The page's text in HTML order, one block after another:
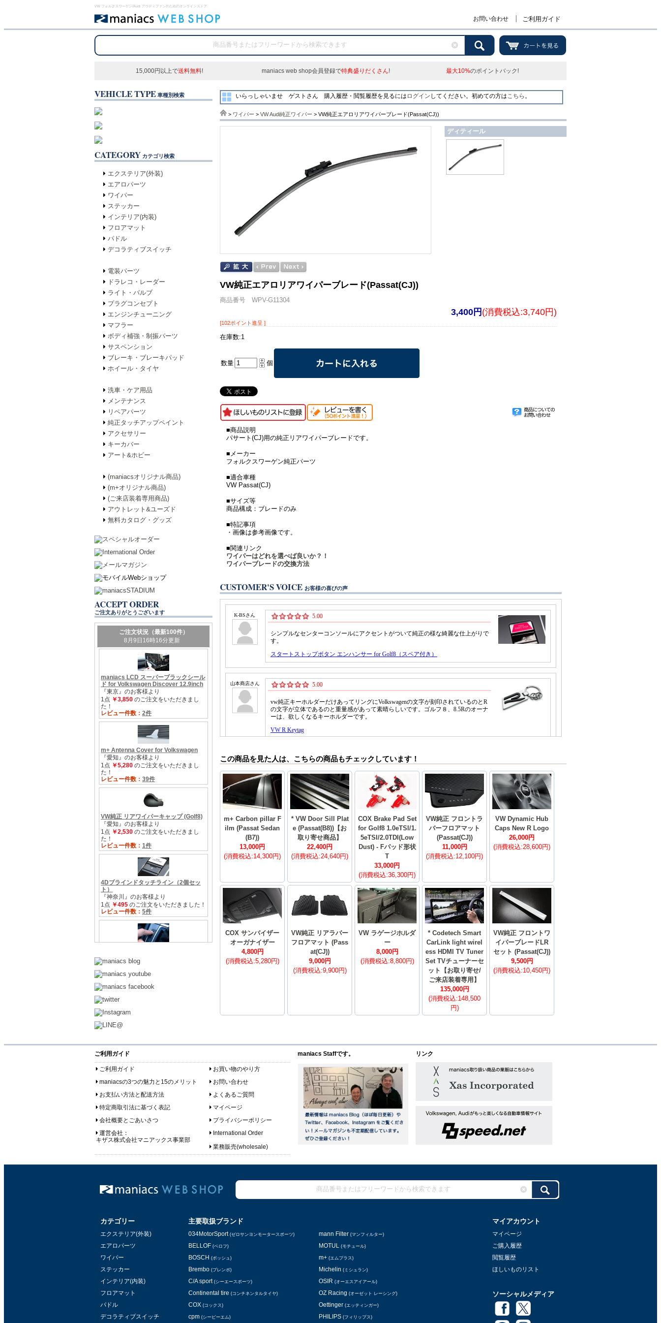
VW フォルクスワーゲン/Audi アウディファンのためのオンラインストア
お問い合わせ ご利用ガイド
15,000円以上で送料無料! maniacs web shop会員登録で特典盛りだくさん! 最大10%のポイントバック!
VEHICLE TYPE 車種別検索
CATEGORY カテゴリ検索
エクステリア(外装)
エアロパーツ
ワイパー
ステッカー
インテリア(内装)
フロアマット
パドル
デコラティブスイッチ
電装パーツ
ドラレコ・レーダー
ライト・バルブ
プラグコンセプト
エンジンチューニング
マフラー
ボディ補強・制振パーツ
サスペンション
ブレーキ・ブレーキパッド
ホイール・タイヤ
洗車・ケア用品
メンテナンス
リペアパーツ
純正タッチアップペイント
アクセサリー
キーカバー
アート&ホビー
(maniacsオリジナル商品)
(m+オリジナル商品)
(ご来店装着専用商品)
アウトレット&ユーズド
無料カタログ・グッズ
ACCEPT ORDER
ご注文ありがとうございます
いらっしゃいませ ゲストさん 購入履歴・閲覧履歴を見るには ログイン してください。初めての方はこちら 。
> ワイパー > VW Audi純正ワイパー > VW純正エアロリアワイパーブレード(Passat(CJ))
VW純正エアロリアワイパーブレード(Passat(CJ))
商品番号 WPV-G11304
3,400円 (消費税込:3,740円)
[102ポイント進呈 ]
在庫数:1
数量 個
ディティール
■商品説明
パサート(CJ)用の純正リアワイパーブレードです。
■メーカー
フォルクスワーゲン純正パーツ
■適合車種
VW Passat(CJ)
■サイズ等
商品構成：ブレードのみ
■特記事項
・画像は参考画像です。
■関連リンク
ワイパーはどれを選べば良いか？！
ワイパーブレードの交換方法
CUSTOMER'S VOICE お客様の喜びの声
この商品を見た人は、こちらの商品もチェックしています！
m+ Carbon pillar F
ilm (Passat Sedan
(B7))
13,000円
(消費税込:14,300円)
* VW Door Sill Plat
e (Passat(B8))【お
取り寄せ商品】
22,400円
(消費税込:24,640円)
COX Brake Pad Set
for Golf8 1.0eTSI/1.
5eTSI/2.0TDI(Low
Dust) - Fパッド形状
T
33,000円
(消費税込:36,300円)
VW純正 フロントラ
バーフロアマット
(Passat(CJ))
11,000円
(消費税込:12,100円)
VW Dynamic Hub
Caps New R Logo
26,000円
(消費税込:28,600円)
COX サンバイザー
オーガナイザー
4,800円
(消費税込:5,280円)
VW純正 リアラバー
フロアマット (Pass
at(CJ))
9,000円
(消費税込:9,900円)
VW ラゲージホルダ
ー
8,000円
(消費税込:8,800円)
* Codetech Smart
CarLink light wirel
ess HDMI TV Tuner
Set TVチューナーセ
ット【お取り寄せ/
ご来店装着専用】
135,000円
(消費税込:148,500
円)
VW純正 フロントワ
イパーブレードLR
セット (Passat(CJ))
9,500円
(消費税込:10,450円)
ご利用ガイド
ご利用ガイド
お買い物のやり方
maniacsの3つの魅力と15のメリット
お問い合わせ
お支払い方法と配送方法
よくあるご質問
特定商取引法に基づく表記
マイページ
会社概要とごあいさつ
プライバシーポリシー
運営会社：
キザス株式会社マニアックス事業部
International Order
業務販売(wholesale)
maniacs Staffです。 リンク
カテゴリー
エクステリア(外装)
エアロパーツ
ワイパー
ステッカー
インテリア(内装)
フロアマット
パドル
デコラティブスイッチ
主要取扱ブランド
034MotorSport (ゼロサンヨンモータースポーツ)
BELLOF (ベロフ)
BOSCH (ボッシュ)
Brembo (ブレンボ)
C/A sport (シーエースポーツ)
Continental tire (コンチネンタルタイヤ)
COX (コックス)
cpm (シービーエム)
mann Filter (マンフィルター)
MOTUL (モチュール)
m+ (エムプラス)
Michelin (ミシュラン)
OSIR (オーエスアイアール)
OZ Racing (オーゼット レーシング)
Oettinger (エッティンガー)
PHILIPS (フィリップス)
マイアカウント
マイページ
ご購入履歴
閲覧履歴
ほしいものリスト
ソーシャルメディア